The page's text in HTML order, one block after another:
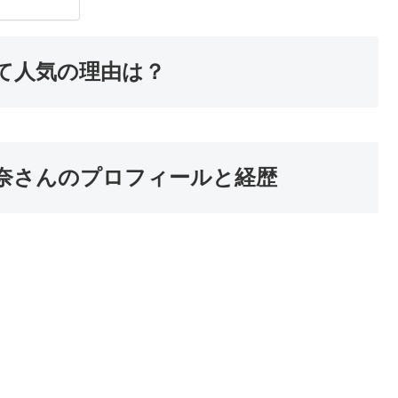
人気の理由は？
さんのプロフィールと経歴